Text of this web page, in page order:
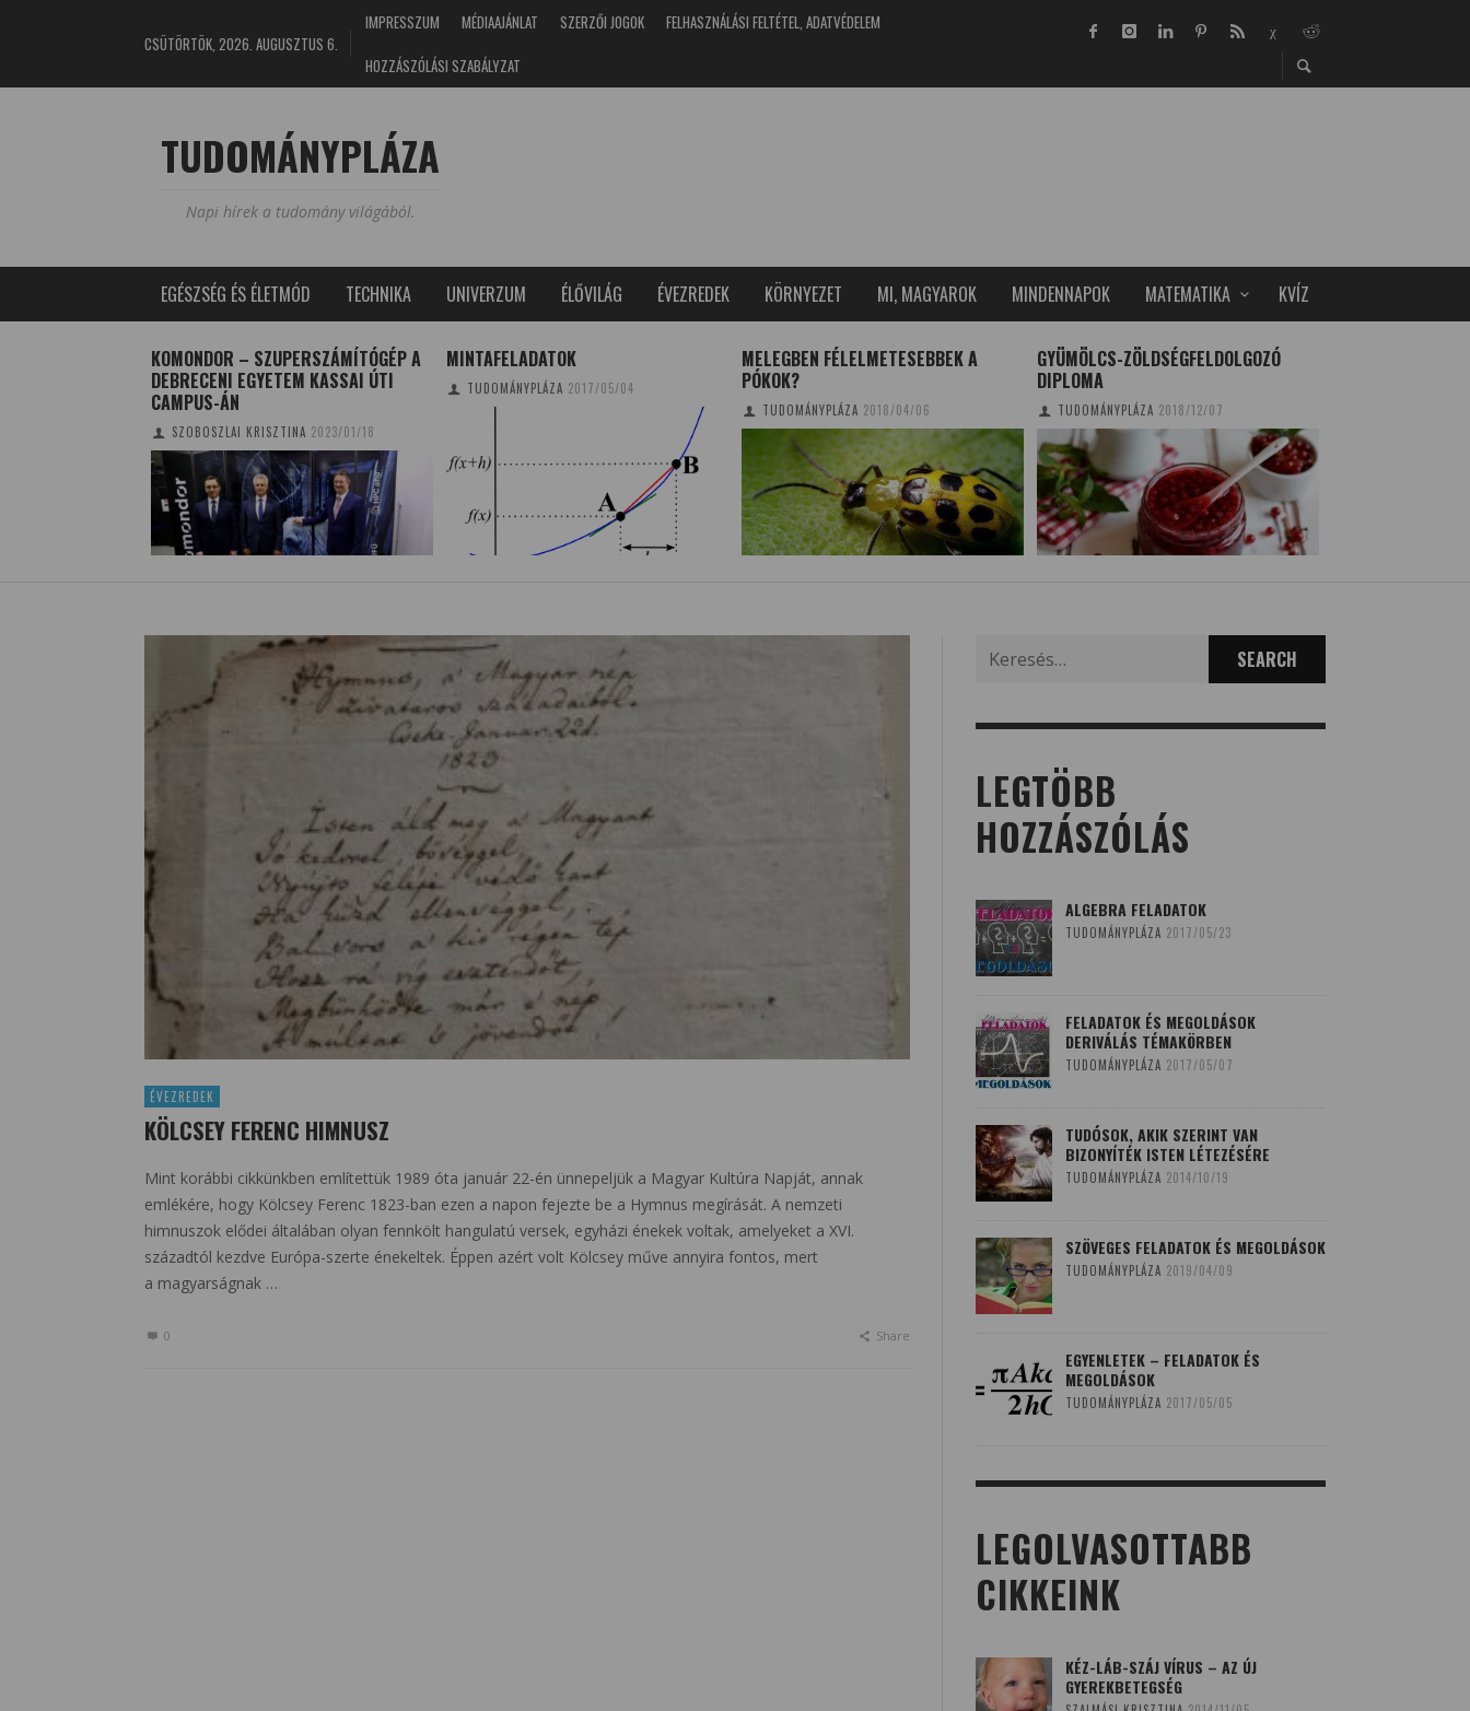
CSÜTÖRTÖK, 2026. AUGUSZTUS 6.
IMPRESSZUM MÉDIAAJÁNLAT SZERZŐI JOGOK
FELHASZNÁLÁSI FELTÉTEL, ADATVÉDELEM
HOZZÁSZÓLÁSI SZABÁLYZAT
TUDOMÁNYPLÁZA
Napi hírek a tudomány világából.
EGÉSZSÉG ÉS ÉLETMÓD TECHNIKA UNIVERZUM ÉLŐVILÁG ÉVEZREDEK KÖRNYEZET MI, MAGYAROK MINDENNAPOK MATEMATIKA KVÍZ
KOMONDOR – SZUPERSZÁMÍTÓGÉP A
DEBRECENI EGYETEM KASSAI ÚTI
CAMPUS-ÁN
SZOBOSZLAI KRISZTINA 2023/01/18
MINTAFELADATOK
TUDOMÁNYPLÁZA 2017/05/04
MELEGBEN FÉLELMETESEBBEK A
PÓKOK?
TUDOMÁNYPLÁZA 2018/04/06
GYÜMÖLCS-ZÖLDSÉGFELDOLGOZÓ
DIPLOMA
TUDOMÁNYPLÁZA 2018/12/07
ÉVEZREDEK
KÖLCSEY FERENC HIMNUSZ
Mint korábbi cikkünkben említettük 1989 óta január 22-én ünnepeljük a Magyar Kultúra Napját, annak
emlékére, hogy Kölcsey Ferenc 1823-ban ezen a napon fejezte be a Hymnus megírását. A nemzeti
himnuszok elődei általában olyan fennkölt hangulatú versek, egyházi énekek voltak, amelyeket a XVI.
századtól kezdve Európa-szerte énekeltek. Éppen azért volt Kölcsey műve annyira fontos, mert
a magyarságnak …
0 Share
for:
LEGTÖBB
HOZZÁSZÓLÁS
ALGEBRA FELADATOK
TUDOMÁNYPLÁZA 2017/05/23
FELADATOK ÉS MEGOLDÁSOK
DERIVÁLÁS TÉMAKÖRBEN
TUDOMÁNYPLÁZA 2017/05/07
TUDÓSOK, AKIK SZERINT VAN
BIZONYÍTÉK ISTEN LÉTEZÉSÉRE
TUDOMÁNYPLÁZA 2014/10/19
SZÖVEGES FELADATOK ÉS MEGOLDÁSOK
TUDOMÁNYPLÁZA 2019/04/09
EGYENLETEK – FELADATOK ÉS
MEGOLDÁSOK
TUDOMÁNYPLÁZA 2017/05/05
LEGOLVASOTTABB
CIKKEINK
KÉZ-LÁB-SZÁJ VÍRUS – AZ ÚJ
GYEREKBETEGSÉG